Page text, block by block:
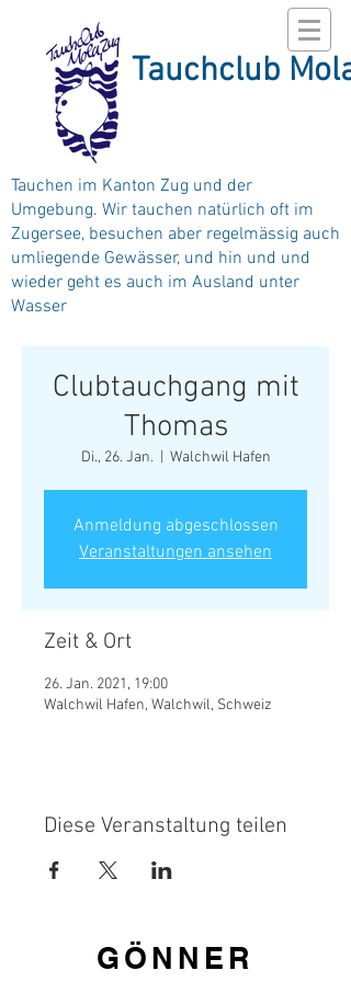
Tauchclub Mola
Tauchen im Kanton Zug und der
Umgebung. Wir tauchen natürlich oft im
Zugersee, besuchen aber regelmässig auch
umliegende Gewässer, und hin und und
wieder geht es auch im Ausland unter
Wasser
Clubtauchgang mit
Thomas
Di., 26. Jan. Walchwil Hafen
Anmeldung abgeschlossen
Veranstaltungen ansehen
Zeit & Ort
26. Jan. 2021, 19:00
Walchwil Hafen, Walchwil, Schweiz
Diese Veranstaltung teilen
GÖNNER